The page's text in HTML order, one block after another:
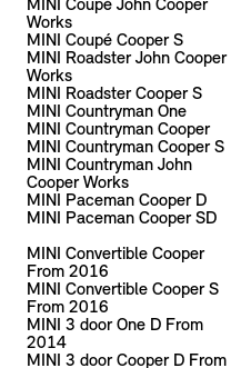
MINI Coupé John Cooper
Works
MINI Coupé Cooper S
MINI Roadster John Cooper
Works
MINI Roadster Cooper S
MINI Countryman One
MINI Countryman Cooper
MINI Countryman Cooper S
MINI Countryman John
Cooper Works
MINI Paceman Cooper D
MINI Paceman Cooper SD
MINI Convertible Cooper
From 2016
MINI Convertible Cooper S
From 2016
MINI 3 door One D From
2014
MINI 3 door Cooper D From